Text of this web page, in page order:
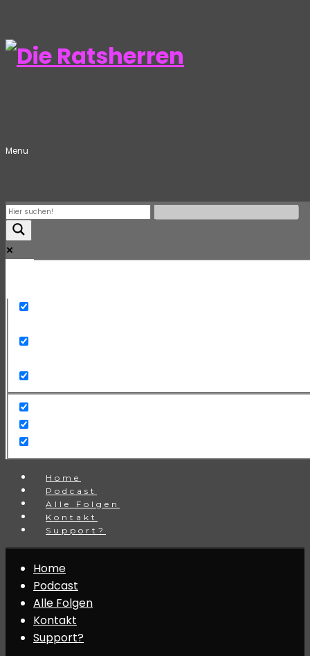
Menu
Home
Podcast
Alle Folgen
Kontakt
Support?
Home
Podcast
Alle Folgen
Kontakt
Support?